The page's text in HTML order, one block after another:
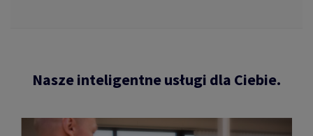
Nasze inteligentne usługi dla Ciebie.